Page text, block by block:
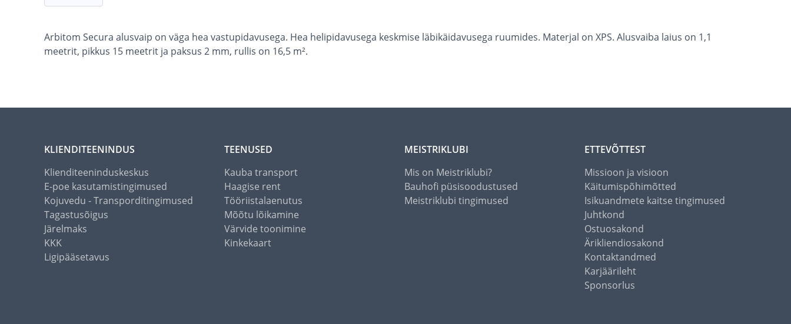
Arbitom Secura alusvaip on väga hea vastupidavusega. Hea helipidavusega keskmise läbikäidavusega ruumides. Materjal on XPS. Alusvaiba laius on 1,1
meetrit, pikkus 15 meetrit ja paksus 2 mm, rullis on 16,5 m².
KLIENDITEENINDUS
Klienditeeninduskeskus
E-poe kasutamistingimused
Kojuvedu - Transporditingimused
Tagastusõigus
Järelmaks
KKK
Ligipääsetavus
TEENUSED
Kauba transport
Haagise rent
Tööriistalaenutus
Mõõtu lõikamine
Värvide toonimine
Kinkekaart
MEISTRIKLUBI
Mis on Meistriklubi?
Bauhofi püsisoodustused
Meistriklubi tingimused
ETTEVÕTTEST
Missioon ja visioon
Käitumispõhimõtted
Isikuandmete kaitse tingimused
Juhtkond
Ostuosakond
Ärikliendiosakond
Kontaktandmed
Karjäärileht
Sponsorlus